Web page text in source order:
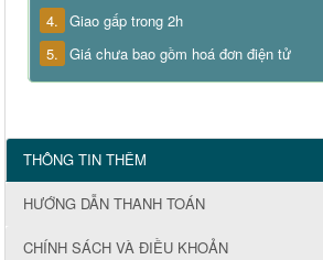
4. Giao gấp trong 2h
5. Giá chưa bao gồm hoá đơn điện tử
THÔNG TIN THÊM
HƯỚNG DẪN THANH TOÁN
CHÍNH SÁCH VÀ ĐIỀU KHOẢN